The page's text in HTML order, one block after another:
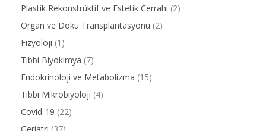
Plastik Rekonstrüktif ve Estetik Cerrahi (2)
Organ ve Doku Transplantasyonu (2)
Fizyoloji (1)
Tıbbi Biyokimya (7)
Endokrinoloji ve Metabolizma (15)
Tıbbi Mikrobiyoloji (4)
Covid-19 (22)
Geriatri (37)